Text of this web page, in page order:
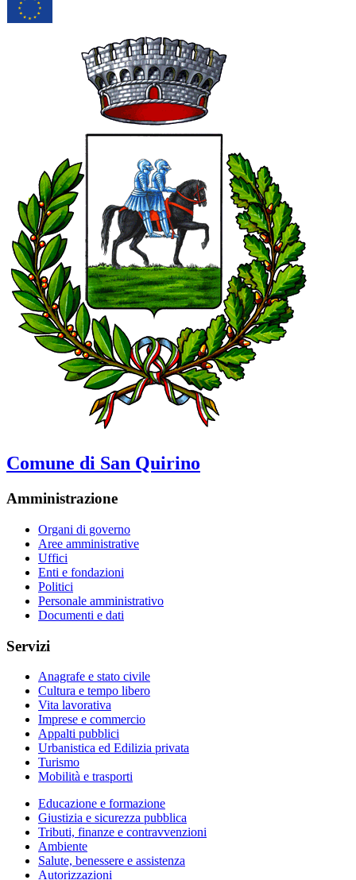
Comune di San Quirino
Amministrazione
Organi di governo
Aree amministrative
Uffici
Enti e fondazioni
Politici
Personale amministrativo
Documenti e dati
Servizi
Anagrafe e stato civile
Cultura e tempo libero
Vita lavorativa
Imprese e commercio
Appalti pubblici
Urbanistica ed Edilizia privata
Turismo
Mobilità e trasporti
Educazione e formazione
Giustizia e sicurezza pubblica
Tributi, finanze e contravvenzioni
Ambiente
Salute, benessere e assistenza
Autorizzazioni